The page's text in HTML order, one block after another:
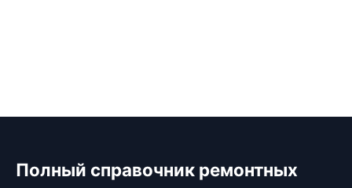
Полный справочник ремонтных